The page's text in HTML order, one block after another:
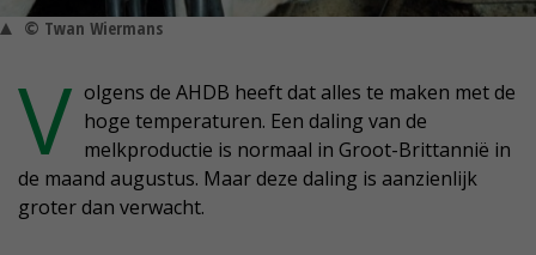
© Twan Wiermans
V olgens de AHDB heeft dat alles te maken met de
hoge temperaturen. Een daling van de
melkproductie is normaal in Groot-Brittannië in
de maand augustus. Maar deze daling is aanzienlijk
groter dan verwacht.